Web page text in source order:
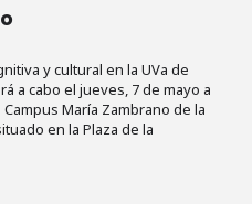
y cultural en la UVa de
a cabo el jueves, 7 de mayo a
María Zambrano de la
en la Plaza de la